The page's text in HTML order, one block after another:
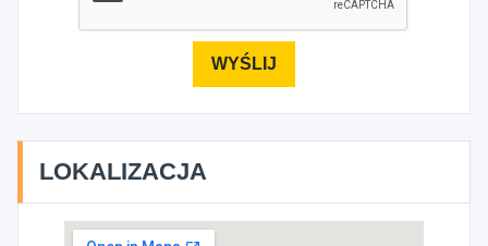
LOKALIZACJA